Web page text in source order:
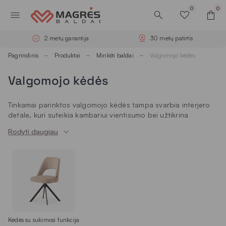
0 0
2 metų garantija 30 metų patirtis
Pagrindinis Produktai Minkšti baldai Valgomojo kėdės
Valgomojo kėdės
Tinkamai parinktos valgomojo kėdės tampa svarbia interjero
detale, kuri suteikia kambariui vientisumo bei užtikrina
elementas, pabrėžiantis erdvės charakterį. Nesvarbu, ar
kompaktiškos virtuvės kėdės, mūsų asortimentas leidžia rasti
ilgaamžius sprendimus. Šios valgomojo kėdės padeda sukurti
kviečiančią atmosferą, kurioje malonu tiek pusryčiauti, tiek
rengti vakarienes namų aplinkoje.
Modernios valgomojo kėdės mūsų
asortimente
Rodyti daugiau
Kėdės su sukimosi funkcija